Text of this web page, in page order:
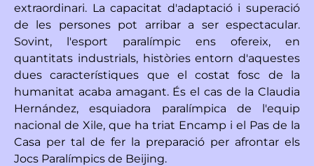
extraordinari. La capacitat d'adaptació i superació
de les persones pot arribar a ser espectacular.
Sovint, l'esport paralímpic ens ofereix, en
quantitats industrials, històries entorn d'aquestes
dues característiques que el costat fosc de la
humanitat acaba amagant. És el cas de la Claudia
Hernández, esquiadora paralímpica de l'equip
nacional de Xile, que ha triat Encamp i el Pas de la
Casa per tal de fer la preparació per afrontar els
Jocs Paralímpics de Beijing.